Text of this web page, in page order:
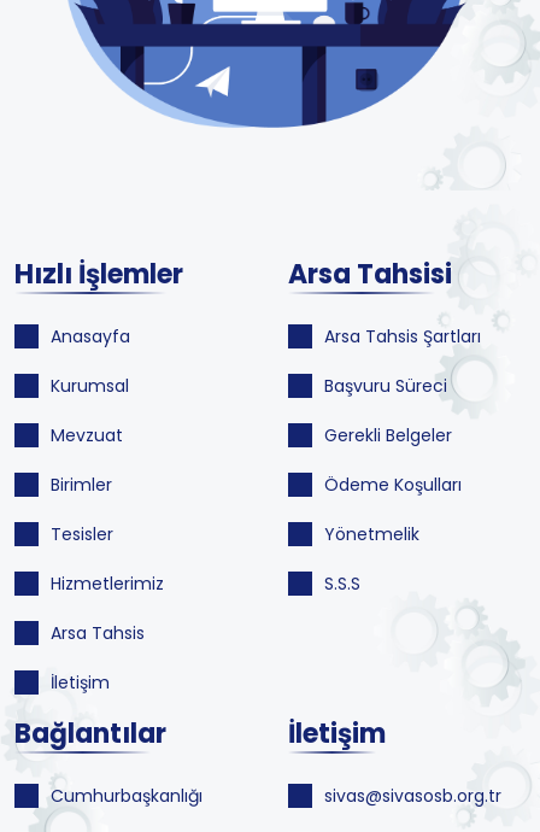
Hızlı İşlemler
Anasayfa
Kurumsal
Mevzuat
Birimler
Tesisler
Hizmetlerimiz
Arsa Tahsis
İletişim
Arsa Tahsisi
Arsa Tahsis Şartları
Başvuru Süreci
Gerekli Belgeler
Ödeme Koşulları
Yönetmelik
S.S.S
Bağlantılar
Cumhurbaşkanlığı
İletişim
sivas@sivasosb.org.tr